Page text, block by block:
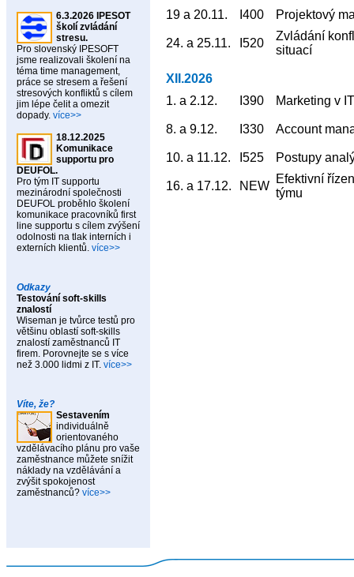
6.3.2026 IPESOT
školí zvládání
stresu.
Pro slovenský IPESOFT
jsme realizovali školení na
téma time management,
práce se stresem a řešení
stresových konfliktů s cílem
jim lépe čelit a omezit
dopady. více>>
18.12.2025
Komunikace
supportu pro
DEUFOL.
Pro tým IT supportu
mezinárodní společnosti
DEUFOL proběhlo školení
komunikace pracovníků first
line supportu s cílem zvýšení
odolnosti na tlak interních i
externích klientů. více>>
Odkazy
Testování soft-skills
znalostí
Wiseman je tvůrce testů pro
většinu oblastí soft-skills
znalostí zaměstnanců IT
firem. Porovnejte se s více
než 3.000 lidmi z IT. více>>
Víte, že?
Sestavením
individuálně
orientovaného
vzdělávacího plánu pro vaše
zaměstnance můžete snížit
náklady na vzdělávání a
zvýšit spokojenost
zaměstnanců? více>>
19 a 20.11. I400 Projektový
24. a 25.11. I520
Zvládání
situací
XII.2026
1. a 2.12.
I390 Marketing v IT
8. a 9.12. I330 Account
10. a 11.12. I525 Postupy
16. a 17.12. NEW
Efektivní
týmu